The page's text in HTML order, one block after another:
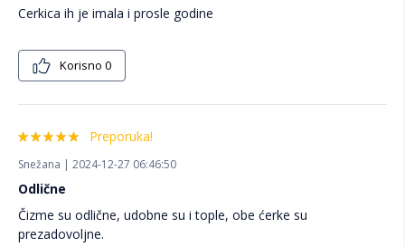
Cerkica ih je imala i prosle godine
Korisno 0
Preporuka!
Snežana | 2024-12-27 06:46:50
Odlične
Čizme su odlične, udobne su i tople, obe ćerke su
prezadovoljne.